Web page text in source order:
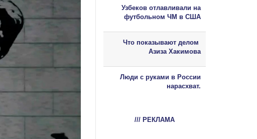
Узбеков отлавливали на
футбольном ЧМ в США
Что показывают делом
Азиза Хакимова
Люди с руками в России
нарасхват.
/// РЕКЛАМА